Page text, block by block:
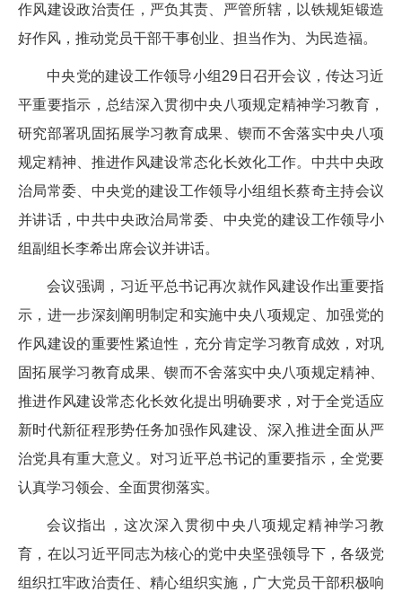
作风建设政治责任，严负其责、严管所辖，以铁规矩锻造
好作风，推动党员干部干事创业、担当作为、为民造福。
中央党的建设工作领导小组29日召开会议，传达习近
平重要指示，总结深入贯彻中央八项规定精神学习教育，
研究部署巩固拓展学习教育成果、锲而不舍落实中央八项
规定精神、推进作风建设常态化长效化工作。中共中央政
治局常委、中央党的建设工作领导小组组长蔡奇主持会议
并讲话，中共中央政治局常委、中央党的建设工作领导小
组副组长李希出席会议并讲话。
会议强调，习近平总书记再次就作风建设作出重要指
示，进一步深刻阐明制定和实施中央八项规定、加强党的
作风建设的重要性紧迫性，充分肯定学习教育成效，对巩
固拓展学习教育成果、锲而不舍落实中央八项规定精神、
推进作风建设常态化长效化提出明确要求，对于全党适应
新时代新征程形势任务加强作风建设、深入推进全面从严
治党具有重大意义。对习近平总书记的重要指示，全党要
认真学习领会、全面贯彻落实。
会议指出，这次深入贯彻中央八项规定精神学习教
育，在以习近平同志为核心的党中央坚强领导下，各级党
组织扛牢政治责任、精心组织实施，广大党员干部积极响